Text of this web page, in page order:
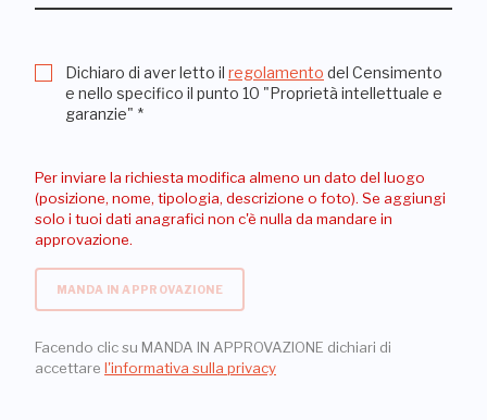
Dichiaro di aver letto il regolamento del Censimento
e nello specifico il punto 10 "Proprietà intellettuale e
garanzie" *
Per inviare la richiesta modifica almeno un dato del luogo
(posizione, nome, tipologia, descrizione o foto). Se aggiungi
solo i tuoi dati anagrafici non c'è nulla da mandare in
approvazione.
MANDA IN APPROVAZIONE
Facendo clic su MANDA IN APPROVAZIONE dichiari di
accettare l'informativa sulla privacy